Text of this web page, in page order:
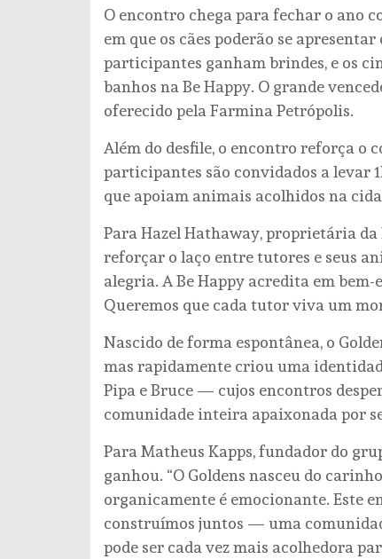
O encontro chega para fechar o ano
em que os cães poderão se
participantes ganham brindes, e os
banhos na Be Happy. O grande
oferecido pela Farmina Petrópolis.
Além do desfile, o encontro reforça o
participantes são convidados a levar
que apoiam animais acolhidos na
Para Hazel Hathaway, proprietária
reforçar o laço entre tutores e seus
alegria. A Be Happy acredita em
Queremos que cada tutor viva um
Nascido de forma espontânea, o
mas rapidamente criou uma
Pipa e Bruce — cujos encontros
comunidade inteira apaixonada por
Para Matheus Kapps, fundador do
ganhou. “O Goldens nasceu do
organicamente é emocionante. Este
construímos juntos — uma
pode ser cada vez mais acolhedora